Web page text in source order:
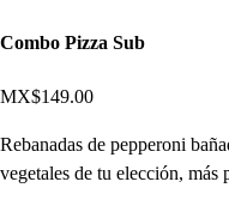
Combo Pizza Sub
MX$149.00
Rebanadas de pepperoni
vegetales de tu elección, más